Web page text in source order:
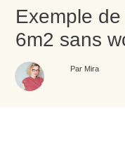
Exemple
6m2 sans
Par Mira